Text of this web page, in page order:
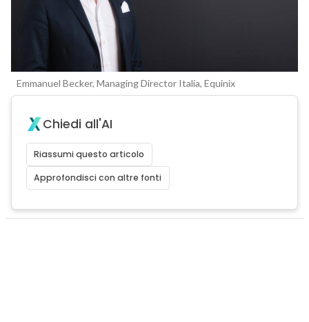
Emmanuel Becker, Managing Director Italia, Equinix
Chiedi all'AI
Riassumi questo articolo
Approfondisci con altre fonti